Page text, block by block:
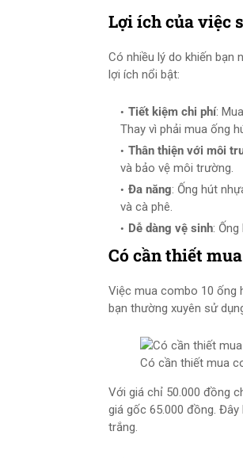
Lợi ích của việc
Có nhiều lý do khiến bạn
lợi ích nổi bật:
Tiết kiệm chi phí:
Thay vì phải mua ống
Thân thiện với môi
và bảo vệ môi trường.
Đa năng: Ống hút
và cà phê.
Dễ dàng vệ sinh:
Có cần thiết
Việc mua combo 10 ống
bạn thường xuyên sử
Có cần thiết mua
Với giá chỉ 50.000 đồng
giá gốc 65.000 đồng.
trắng.